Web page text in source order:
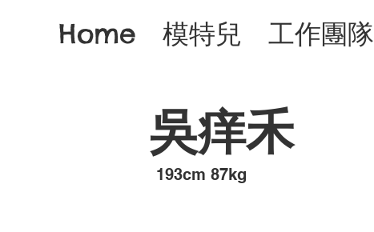
Home 模特兒 工作團隊
吳痒禾
193cm 87kg